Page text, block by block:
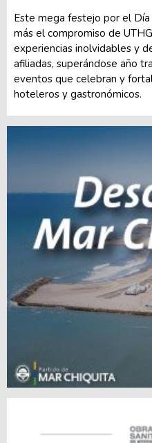
Este mega festejo por el
más el compromiso de
experiencias inolvidables y
afiliadas, superándose año
eventos que celebran y
hoteleros y gastronómicos.